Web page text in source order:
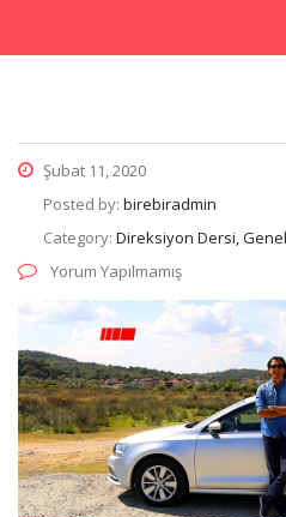
Şubat 11, 2020
Posted by: birebiradmin
Category: Direksiyon Dersi,
Yorum Yapılmamış